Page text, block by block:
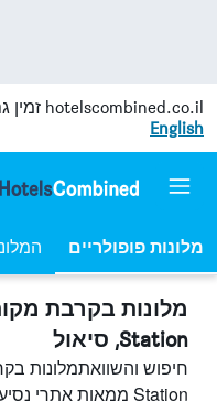
hotelscombined.co.il זמין
English
מלונות פופולריים
Station, סיאול
Station ממאות אתרי נסיעות ב-HotelsCombined.